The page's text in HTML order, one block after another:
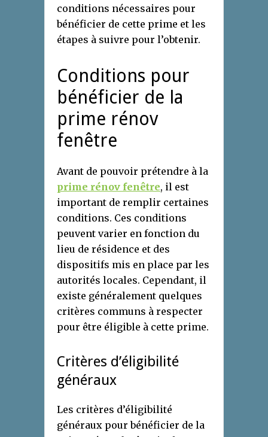
conditions nécessaires pour
bénéficier de cette prime et les
étapes à suivre pour l’obtenir.
Conditions pour
bénéficier de la
prime rénov
fenêtre
Avant de pouvoir prétendre à la
prime rénov fenêtre, il est
important de remplir certaines
conditions. Ces conditions
peuvent varier en fonction du
lieu de résidence et des
dispositifs mis en place par les
autorités locales. Cependant, il
existe généralement quelques
critères communs à respecter
pour être éligible à cette prime.
Critères d’éligibilité
généraux
Les critères d’éligibilité
généraux pour bénéficier de la